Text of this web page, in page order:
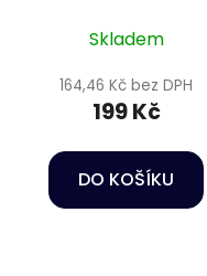
Skladem
164,46 Kč bez DPH
199 Kč
DO KOŠÍKU